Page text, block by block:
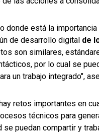
donde está la
de desarrollo digital de
son similares,
por lo cual se
un trabajo integrado",
retos importantes en
técnicos para
puedan compartir y